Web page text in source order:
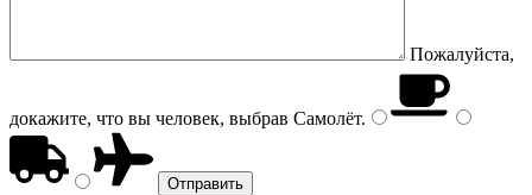
Пожалуйста,
докажите, что вы человек, выбрав Самолёт.